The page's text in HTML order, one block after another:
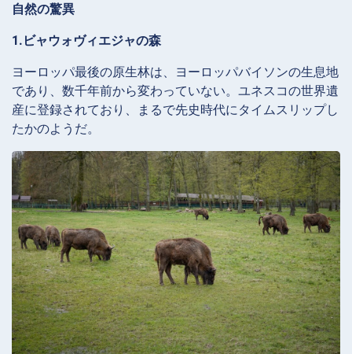
自然の驚異
1.ビャウォヴィエジャの森
ヨーロッパ最後の原生林は、ヨーロッパバイソンの生息地
であり、数千年前から変わっていない。ユネスコの世界遺
産に登録されており、まるで先史時代にタイムスリップし
たかのようだ。